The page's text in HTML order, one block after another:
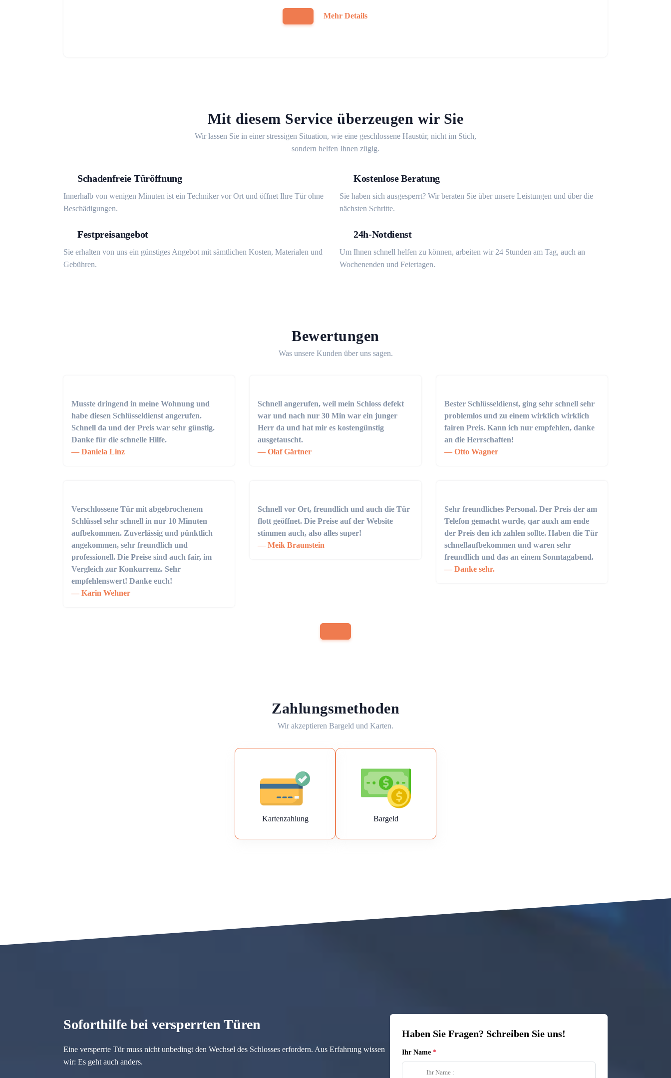
Mehr Details
Mit diesem Service überzeugen wir Sie
Wir lassen Sie in einer stressigen Situation, wie eine geschlossene Haustür, nicht im Stich,
sondern helfen Ihnen zügig.
Schadenfreie Türöffnung
Innerhalb von wenigen Minuten ist ein Techniker vor Ort und öffnet Ihre Tür ohne
Beschädigungen.
Kostenlose Beratung
Sie haben sich ausgesperrt? Wir beraten Sie über unsere Leistungen und über die
nächsten Schritte.
Festpreisangebot
Sie erhalten von uns ein günstiges Angebot mit sämtlichen Kosten, Materialen und
Gebühren.
24h-Notdienst
Um Ihnen schnell helfen zu können, arbeiten wir 24 Stunden am Tag, auch an
Wochenenden und Feiertagen.
Bewertungen
Was unsere Kunden über uns sagen.
Musste dringend in meine Wohnung und
habe diesen Schlüsseldienst angerufen.
Schnell da und der Preis war sehr günstig.
Danke für die schnelle Hilfe.
Daniela Linz
Schnell angerufen, weil mein Schloss defekt
war und nach nur 30 Min war ein junger
Herr da und hat mir es kostengünstig
ausgetauscht.
Olaf Gärtner
Bester Schlüsseldienst, ging sehr schnell sehr
problemlos und zu einem wirklich wirklich
fairen Preis. Kann ich nur empfehlen, danke
an die Herrschaften!
Otto Wagner
Verschlossene Tür mit abgebrochenem
Schlüssel sehr schnell in nur 10 Minuten
aufbekommen. Zuverlässig und pünktlich
angekommen, sehr freundlich und
professionell. Die Preise sind auch fair, im
Vergleich zur Konkurrenz. Sehr
empfehlenswert! Danke euch!
Karin Wehner
Schnell vor Ort, freundlich und auch die Tür
flott geöffnet. Die Preise auf der Website
stimmen auch, also alles super!
Meik Braunstein
Sehr freundliches Personal. Der Preis der am
Telefon gemacht wurde, qar auxh am ende
der Preis den ich zahlen sollte. Haben die Tür
schnellaufbekommen und waren sehr
freundlich und das an einem Sonntagabend.
Danke sehr.
Zahlungsmethoden
Wir akzeptieren Bargeld und Karten.
Kartenzahlung Bargeld
Soforthilfe bei versperrten Türen
Eine versperrte Tür muss nicht unbedingt den Wechsel des Schlosses erfordern. Aus Erfahrung wissen
wir: Es geht auch anders.
Haben Sie Fragen? Schreiben Sie uns!
Ihr Name